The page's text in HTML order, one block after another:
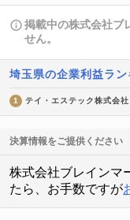
掲載中の株式会社ブ
せん。
埼玉県の企業利益ラ
1 テイ・エステック株式会社
決算情報をご提供ください
株式会社ブレインマ
たら、お手数ですが